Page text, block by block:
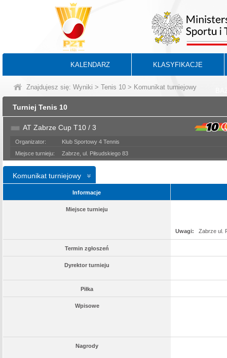
KALENDARZ KLASYFIKACJE
Znajdujesz się: Wyniki > Tenis 10 > Komunikat turniejowy
Turniej Tenis 10
AT Zabrze Cup T10 / 3
Organizator:
Klub Sportowy 4 Tennis
Miejsce turnieju:
Zabrze, ul. Piłsudskiego 83
Komunikat turniejowy
Informacje
Miejsce turnieju
Uwagi: Zabrze ul.
Termin zgłoszeń
Dyrektor turnieju
Piłka
Wpisowe
Nagrody